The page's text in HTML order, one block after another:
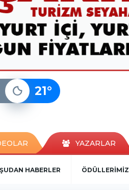
21°
YAZARLAR
HABERLER ÖDÜLLERİMİZ